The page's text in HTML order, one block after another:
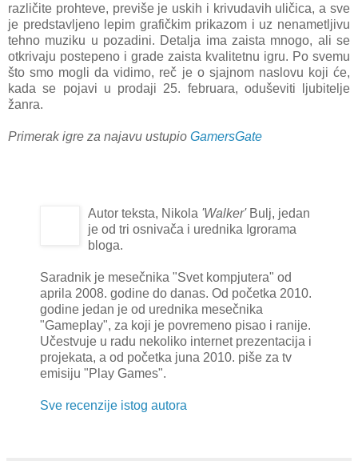
različite prohteve, previše je uskih i krivudavih uličica, a sve
je predstavljeno lepim grafičkim prikazom i uz nenametljivu
tehno muziku u pozadini. Detalja ima zaista mnogo, ali se
otkrivaju postepeno i grade zaista kvalitetnu igru. Po svemu
što smo mogli da vidimo, reč je o sjajnom naslovu koji će,
kada se pojavi u prodaji 25. februara, oduševiti ljubitelje
žanra.
Primerak igre za najavu ustupio GamersGate
Autor teksta, Nikola 'Walker'Bulj, jedan
je od tri osnivača i urednika Igrorama
bloga.
Saradnik je mesečnika "Svet kompjutera" od
aprila 2008. godine do danas. Od početka 2010.
godine jedan je od urednika mesečnika
"Gameplay", za koji je povremeno pisao i ranije.
Učestvuje u radu nekoliko internet prezentacija i
projekata, a od početka juna 2010. piše za tv
emisiju "Play Games".
Sve recenzije istog autora